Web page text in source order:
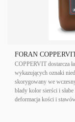
FORAN
COPPERVIT dostarcza
wykazujących oznaki
skorygowany we
blady kolor sierści i
deformacja kości i